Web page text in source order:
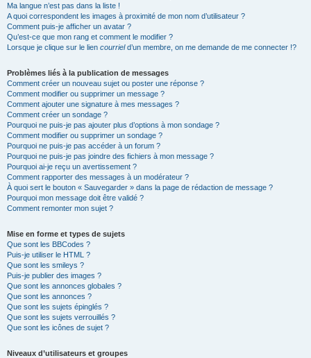
Ma langue n’est pas dans la liste !
A quoi correspondent les images à proximité de mon nom d’utilisateur ?
Comment puis-je afficher un avatar ?
Qu’est-ce que mon rang et comment le modifier ?
Lorsque je clique sur le lien courrield’un membre, on me demande de me connecter !?
Problèmes liés à la publication de messages
Comment créer un nouveau sujet ou poster une réponse ?
Comment modifier ou supprimer un message ?
Comment ajouter une signature à mes messages ?
Comment créer un sondage ?
Pourquoi ne puis-je pas ajouter plus d’options à mon sondage ?
Comment modifier ou supprimer un sondage ?
Pourquoi ne puis-je pas accéder à un forum ?
Pourquoi ne puis-je pas joindre des fichiers à mon message ?
Pourquoi ai-je reçu un avertissement ?
Comment rapporter des messages à un modérateur ?
À quoi sert le bouton « Sauvegarder » dans la page de rédaction de message ?
Pourquoi mon message doit être validé ?
Comment remonter mon sujet ?
Mise en forme et types de sujets
Que sont les BBCodes ?
Puis-je utiliser le HTML ?
Que sont les smileys ?
Puis-je publier des images ?
Que sont les annonces globales ?
Que sont les annonces ?
Que sont les sujets épinglés ?
Que sont les sujets verrouillés ?
Que sont les icônes de sujet ?
Niveaux d’utilisateurs et groupes